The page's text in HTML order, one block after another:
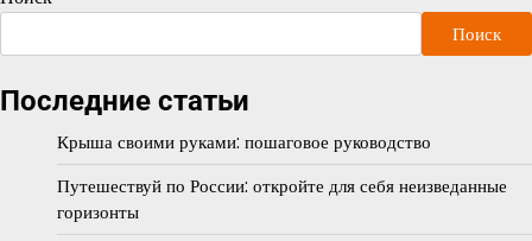
Поиск
Последние статьи
Крыша своими руками: пошаговое руководство
Путешествуй по России: откройте для себя неизведанные
горизонты